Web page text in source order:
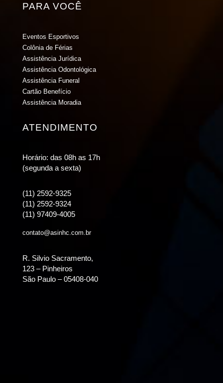
PARA VOCÊ
Eventos Esportivos
Colônia de Férias
Assistência Jurídica
Assistência Odontológica
Assistência Funeral
Cartão Benefício
Assistência Moradia
ATENDIMENTO
Horário: das 08h as 17h
(segunda a sexta)
(11) 2592-9325
(11) 2592-9324
(11) 97409-4005
contato@asinhc.com.br
R. Silvio Sacramento,
123 – Pinheiros
São Paulo – 05408-040